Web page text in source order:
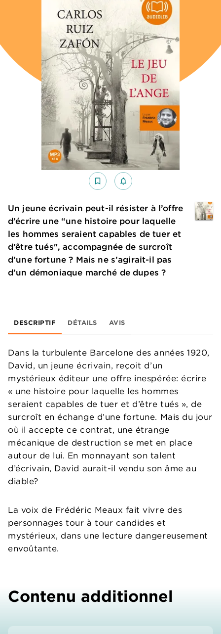
bookmark_border notifications_none_outlined
Un jeune écrivain peut-il résister à l’offre
d’écrire une “une histoire pour laquelle
les hommes seraient capables de tuer et
d’être tués", accompagnée de surcroît
d’une fortune ? Mais ne s’agirait-il pas
d’un démoniaque marché de dupes ?
DESCRIPTIF DÉTAILS AVIS
Dans la turbulente Barcelone des années 1920,
David, un jeune écrivain, reçoit d’un
mystérieux éditeur une offre inespérée: écrire
« une histoire pour laquelle les hommes
seraient capables de tuer et d’être tués », de
surcroît en échange d’une fortune. Mais du jour
où il accepte ce contrat, une étrange
mécanique de destruction se met en place
autour de lui. En monnayant son talent
d’écrivain, David aurait-il vendu son âme au
diable?
La voix de Frédéric Meaux fait vivre des
personnages tour à tour candides et
mystérieux, dans une lecture dangereusement
envoûtante.
Contenu additionnel